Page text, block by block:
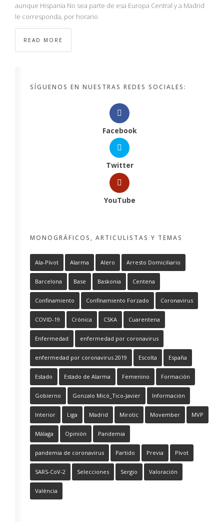
aunque Hispania No sea parte de esa Europa Central y a Madrid
le corresponda, por horario
READ MORE
SÍGUENOS EN NUESTRAS REDES SOCIALES:
Facebook
Twitter
YouTube
MONOGRÁFICOS, ARTICULISTAS Y TEMAS
Ala-Pívot Alarma Alero Arresto Domiciliario
Barcelona Base Baskonia Centena
Confinamiento Confinamiento Forzado Coronavirus
COVID-19 Crónica CSKA Cuarentena
Enfermedad enfermedad por coronavirus
enfermedad por coronavirus 2019 Escolta España
Estado Estado de Alarma Femenino Formación
Gobierno Gonzalo Micó_Tico-Javier Información
Interior Liga Madrid Mirotic Movember MVP
Málaga Opinión Pandemia
pandemia de coronavirus Partido Previa Pívot
SARS-CoV-2 Selecciones Sergio Valoración
València